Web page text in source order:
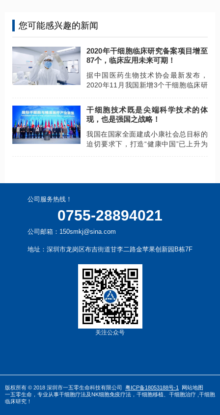
您可能感兴趣的新闻
2020年干细胞临床研究备案项目增至
87个，临床应用未来可期！
据中国医药生物技术协会最新发布，
2020年11月我国新增3个干细胞临床研
项目，截至目前干细胞临床研究备案项
目共87个！
干细胞技术既是尖端科学技术的体
现，也是强国之战略！
我国在国家全面建成小康社会总目标的
迫切要求下，打造“健康中国”已上升为
公司服务热线！
0755-28894021
公司邮箱：150smkj@sina.com
地址：深圳市龙岗区布吉街道甘李二路金苹果创新园B栋7F
关注公众号
版权所有 © 2018 深圳市一五零生命科技有限公司 粤ICP备18053188号-1
网站地图
一五零生命，专业从事干细胞疗法及NK细胞免疫疗法 ， 干细胞移植 干细胞治疗 ,干细胞
临床研究！